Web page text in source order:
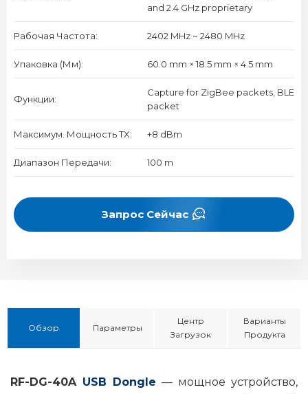
and 2.4 GHz proprietary
Рабочая Частота: 2402 MHz ~ 2480 MHz
Упаковка (мм): 60.0 mm × 18.5 mm × 4.5 mm
Функции:
Capture for ZigBee packets, BLE
packet
Максимум. Мощность TX: +8 dBm
Диапазон Передачи: 100 m
Запрос Сейчас
Обзор Параметры
Центр
Загрузок
Варианты
Продукта
RF-DG-40A USB Dongle — мощное устройство,